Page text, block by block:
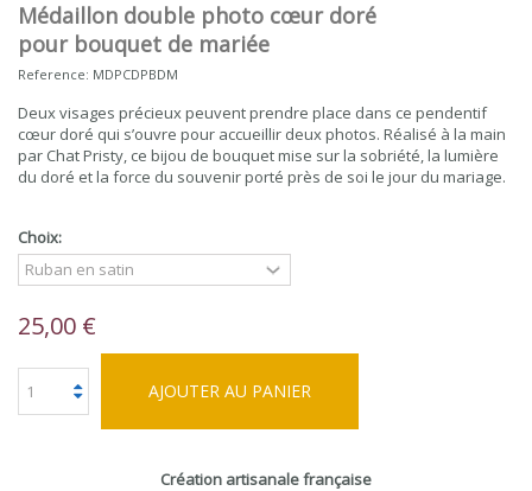
Médaillon double photo cœur doré
pour bouquet de mariée
Reference: MDPCDPBDM
Deux visages précieux peuvent prendre place dans ce pendentif
cœur doré qui s’ouvre pour accueillir deux photos. Réalisé à la main
par Chat Pristy, ce bijou de bouquet mise sur la sobriété, la lumière
du doré et la force du souvenir porté près de soi le jour du mariage.
Choix:
25,00 €
AJOUTER AU PANIER
Création artisanale française